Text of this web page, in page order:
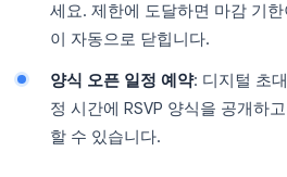
세요. 제한에 도달하면 마감 기
이 자동으로 닫힙니다.
양식 오픈 일정 예약: 디지털 초
정 시간에 RSVP 양식을 공개하
할 수 있습니다.